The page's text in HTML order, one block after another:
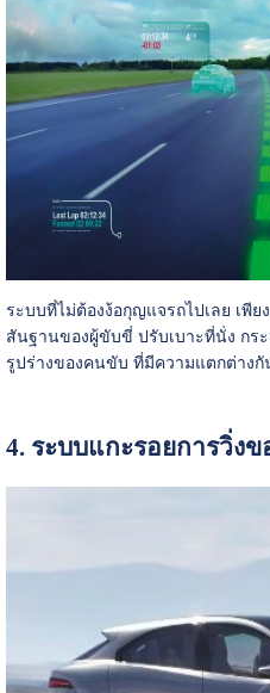
ระบบที่ไม่ต้องง้อกุญแจรถไปเลย เพี
สันฐานของผู้ขับขี่ ปรับเบาะที่นั่ง กร
รูปร่างของคนขับ ที่มีความแตกต่างกั
4. ระบบแกะรอยการวิ่ง